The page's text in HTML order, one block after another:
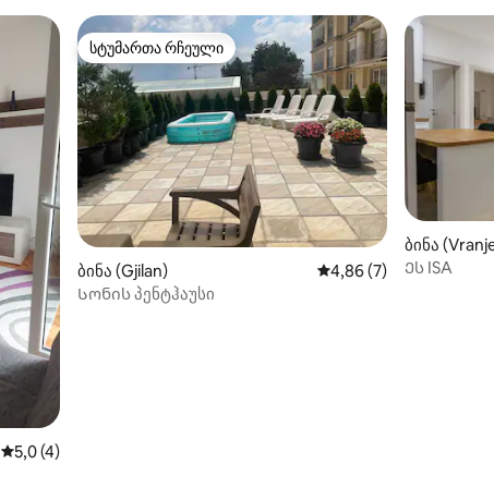
საშუალო შეფასებაა 5‑დან 5,0, 4 მიმოხილვა
5,0 (4)
სტუმართა რჩეული
სტუმართა რჩეული
ბინა (Gjilan) საშუალო შეფასებაა
4,86 (7)
Სონის პენტჰაუსი
ბინა
Ეს ISA